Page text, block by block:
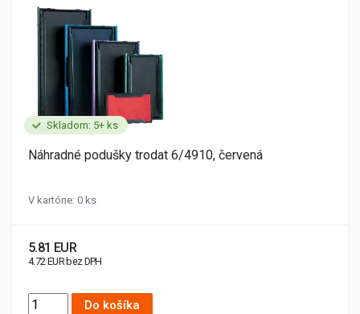
Skladom: 5+ ks
Náhradné podušky trodat 6/4910, červená
V kartóne: 0 ks
5.81 EUR
4.72 EUR bez DPH
Do košíka